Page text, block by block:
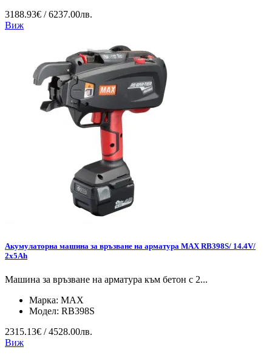
3188.93€ / 6237.00лв.
Виж
Акумулаторна машина за връзване на арматура MAX RB398S/ 14.4V/
2x5Ah
Машина за връзване на арматура към бетон с 2...
Марка: MAX
Модел: RB398S
2315.13€ / 4528.00лв.
Виж